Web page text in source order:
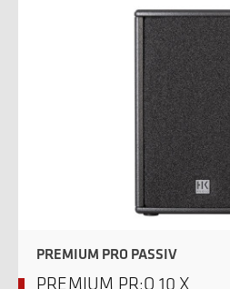
PREMIUM PRO PASSIV
PREMIUM PR:O 10 X